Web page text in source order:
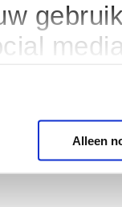
Alleen